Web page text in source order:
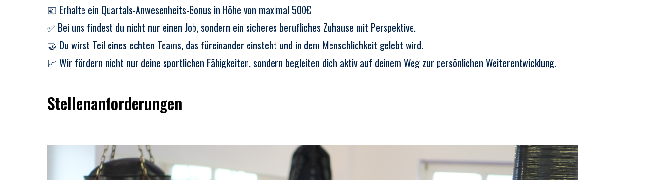
💶 Erhalte ein Quartals-Anwesenheits-Bonus in Höhe von maximal 500€
✅ Bei uns findest du nicht nur einen Job, sondern ein sicheres berufliches Zuhause mit Perspektive.
🤝 Du wirst Teil eines echten Teams, das füreinander einsteht und in dem Menschlichkeit gelebt wird.
📈 Wir fördern nicht nur deine sportlichen Fähigkeiten, sondern begleiten dich aktiv auf deinem Weg zur persönlichen Weiterentwicklung.
Stellenanforderungen